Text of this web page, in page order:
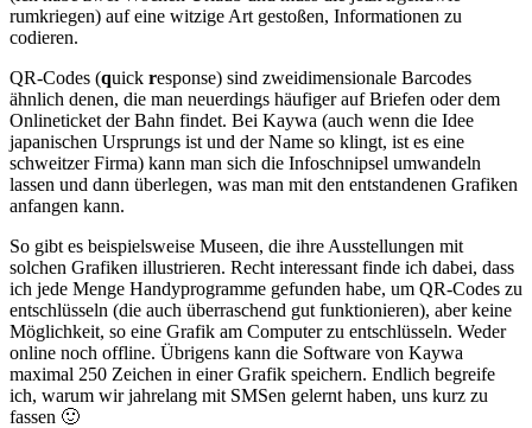
rumkriegen) auf eine witzige Art gestoßen, Informationen zu
codieren.
QR-Codes (quick response) sind zweidimensionale Barcodes
ähnlich denen, die man neuerdings häufiger auf Briefen oder dem
Onlineticket der Bahn findet. Bei Kaywa (auch wenn die Idee
japanischen Ursprungs ist und der Name so klingt, ist es eine
schweitzer Firma) kann man sich die Infoschnipsel umwandeln
lassen und dann überlegen, was man mit den entstandenen Grafiken
anfangen kann.
So gibt es beispielsweise Museen, die ihre Ausstellungen mit
solchen Grafiken illustrieren. Recht interessant finde ich dabei, dass
ich jede Menge Handyprogramme gefunden habe, um QR-Codes zu
entschlüsseln (die auch überraschend gut funktionieren), aber keine
Möglichkeit, so eine Grafik am Computer zu entschlüsseln. Weder
online noch offline. Übrigens kann die Software von Kaywa
maximal 250 Zeichen in einer Grafik speichern. Endlich begreife
ich, warum wir jahrelang mit SMSen gelernt haben, uns kurz zu
fassen 🙂